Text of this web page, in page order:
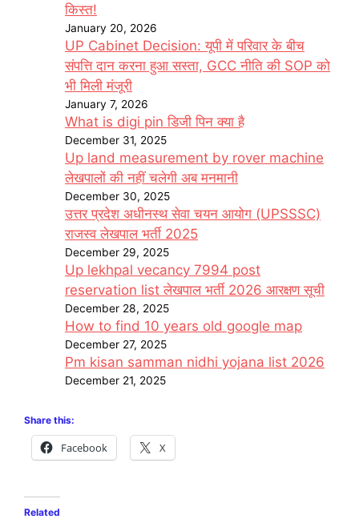
किस्त!
January 20, 2026
UP Cabinet Decision: यूपी में परिवार के बीच
संपत्ति दान करना हुआ सस्ता, GCC नीति की SOP को
भी मिली मंजूरी
January 7, 2026
What is digi pin डिजी पिन क्या है
December 31, 2025
Up land measurement by rover machine
लेखपालों की नहीं चलेगी अब मनमानी
December 30, 2025
उत्तर प्रदेश अधीनस्थ सेवा चयन आयोग (UPSSSC)
राजस्व लेखपाल भर्ती 2025
December 29, 2025
Up lekhpal vecancy 7994 post
reservation list लेखपाल भर्ती 2026 आरक्षण सूची
December 28, 2025
How to find 10 years old google map
December 27, 2025
Pm kisan samman nidhi yojana list 2026
December 21, 2025
Share this:
Facebook X
Related